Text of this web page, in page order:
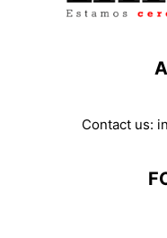
Contact us: